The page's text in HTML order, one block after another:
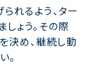
れるよう、ター
ょう。その際
決め、継続し動
。